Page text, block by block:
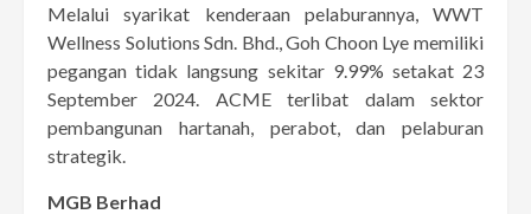
Melalui syarikat kenderaan pelaburannya, WWT
Wellness Solutions Sdn. Bhd., Goh Choon Lye memiliki
pegangan tidak langsung sekitar 9.99% setakat 23
September 2024. ACME terlibat dalam sektor
pembangunan hartanah, perabot, dan pelaburan
strategik.
MGB Berhad